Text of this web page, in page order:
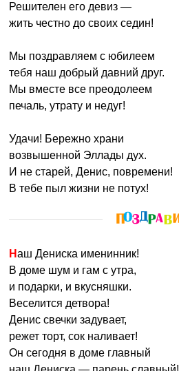
Решителен его девиз —
жить честно до своих седин!
Мы поздравляем с юбилеем
тебя наш добрый давний друг.
Мы вместе все преодолеем
печаль, утрату и недуг!
Удачи! Бережно храни
возвышенной Эллады дух.
И не старей, Денис, повремени!
В тебе пыл жизни не потух!
Наш Дениска именинник!
В доме шум и гам с утра,
и подарки, и вкусняшки.
Веселится детвора!
Денис свечки задувает,
режет торт, сок наливает!
Он сегодня в доме главный